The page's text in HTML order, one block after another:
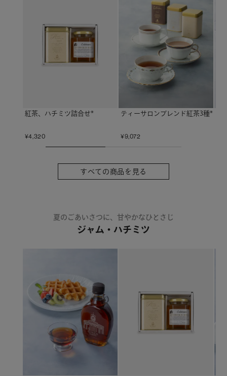
紅茶、ハチミツ詰合せ*
¥4,320
ティーサロンブレンド紅茶3種*
¥9,072
すべての商品を見る
夏のごあいさつに、甘やかなひとさじ
ジャム・ハチミツ